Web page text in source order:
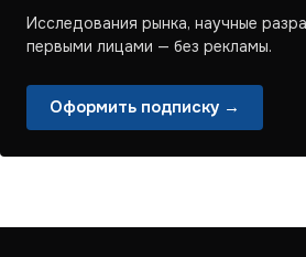
Исследования рынка, научные
первыми лицами — без рекламы.
Оформить подписку →